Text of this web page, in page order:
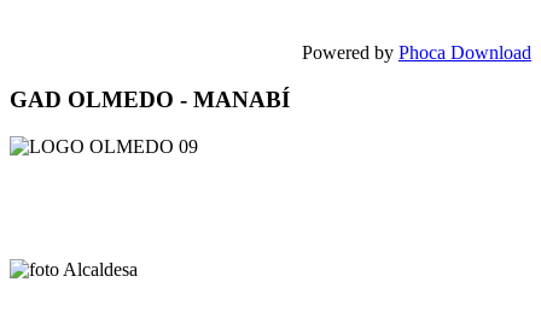
Powered by Phoca Download
GAD OLMEDO - MANABÍ